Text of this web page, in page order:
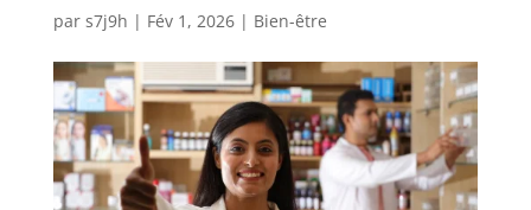
par s7j9h | Fév 1, 2026| Bien-être